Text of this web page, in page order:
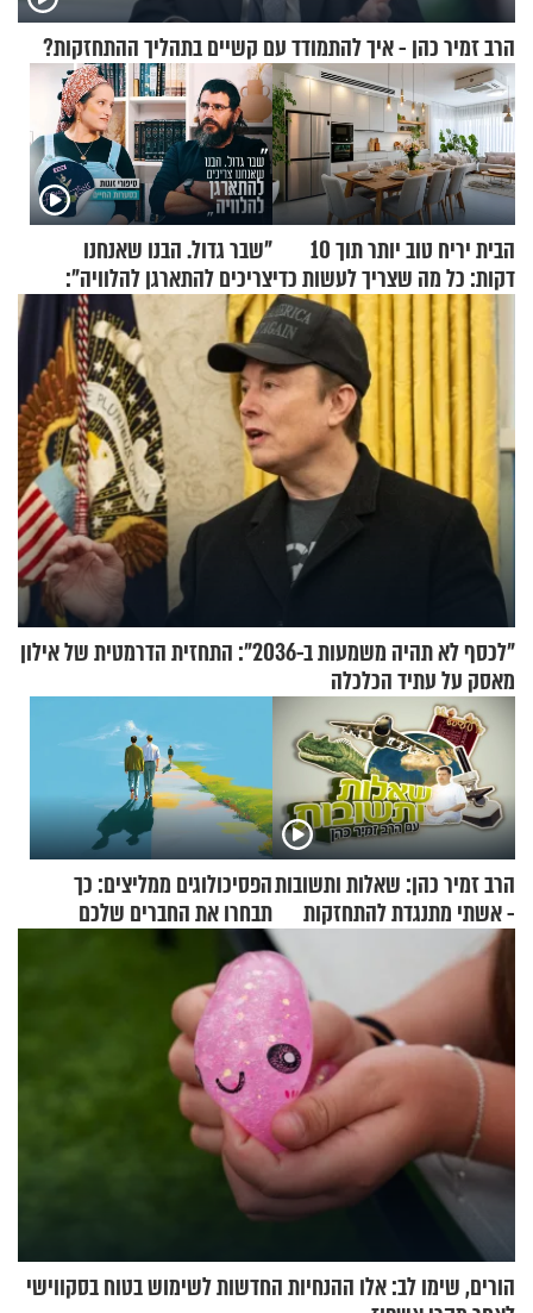
הרב זמיר כהן - איך להתמודד עם קשיים בתהליך ההתחזקות?
הבית יריח טוב יותר תוך 10
דקות: כל מה שצריך לעשות כדי
לרענן את הבית
"שבר גדול. הבנו שאנחנו
צריכים להתארגן להלוויה":
זוגיות במבחן, הפעם עם מרים
וגד דנינו
"לכסף לא תהיה משמעות ב-2036": התחזית הדרמטית של אילון
מאסק על עתיד הכלכלה
הרב זמיר כהן: שאלות ותשובות
- אשתי מתנגדת להתחזקות
שלי
הפסיכולוגים ממליצים: כך
תבחרו את החברים שלכם
בחיים
הורים, שימו לב: אלו ההנחיות החדשות לשימוש בטוח בסקווישי